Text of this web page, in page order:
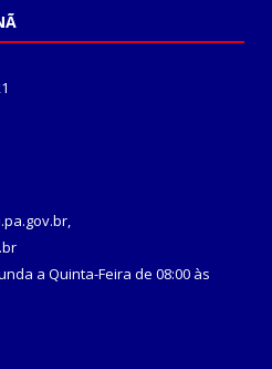
a Quinta-Feira de 08:00 às